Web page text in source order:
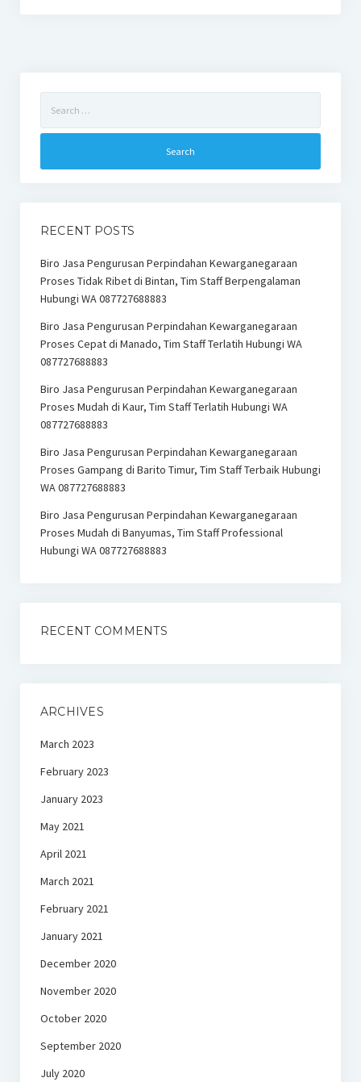
for:
RECENT POSTS
Biro Jasa Pengurusan Perpindahan Kewarganegaraan
Proses Tidak Ribet di Bintan, Tim Staff Berpengalaman
Hubungi WA 087727688883
Biro Jasa Pengurusan Perpindahan Kewarganegaraan
Proses Cepat di Manado, Tim Staff Terlatih Hubungi WA
087727688883
Biro Jasa Pengurusan Perpindahan Kewarganegaraan
Proses Mudah di Kaur, Tim Staff Terlatih Hubungi WA
087727688883
Biro Jasa Pengurusan Perpindahan Kewarganegaraan
Proses Gampang di Barito Timur, Tim Staff Terbaik Hubungi
WA 087727688883
Biro Jasa Pengurusan Perpindahan Kewarganegaraan
Proses Mudah di Banyumas, Tim Staff Professional
Hubungi WA 087727688883
RECENT COMMENTS
ARCHIVES
March 2023
February 2023
January 2023
May 2021
April 2021
March 2021
February 2021
January 2021
December 2020
November 2020
October 2020
September 2020
July 2020